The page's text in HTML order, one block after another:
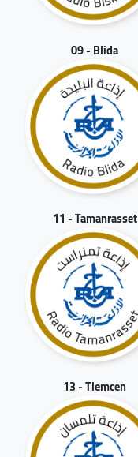
09 - Blida
11 - Tamanrasset
13 - Tlemcen